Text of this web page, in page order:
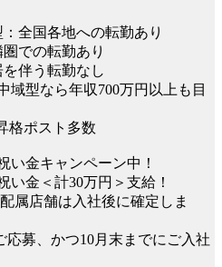
：全国各地への転勤あり
圏での転勤あり
を伴う転勤なし
型なら年収700万円以上も目
格ポスト多数
金キャンペーン中！
い金＜計30万円＞支給！
属店舗は入社後に確定しま
募、かつ10月末までにご入社